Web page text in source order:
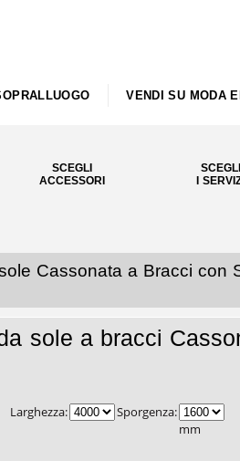
VENDI SU MODA
SCEGLI
ACCESSORI
SCEGLI
I
Cassonata a Bracci con
sole a bracci
Larghezza:
Sporgenza:
mm